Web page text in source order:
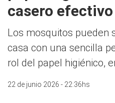
casero efectivo
Los mosquitos pueden
casa con una sencilla
rol del papel higiénico,
22 de junio 2026 - 22:36hs